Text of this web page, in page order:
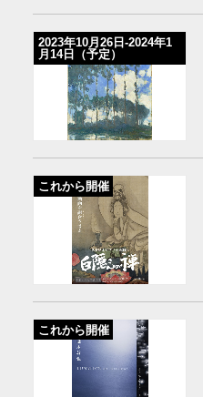
2023年10月26日-2024年1
月14日（予定）
これから開催
これから開催